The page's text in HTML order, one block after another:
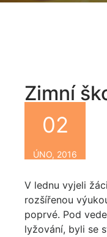
Zimní
By
02
ÚNO, 2016
V lednu vyjeli
rozšířenou
poprvé. Pod
lyžování, byli se